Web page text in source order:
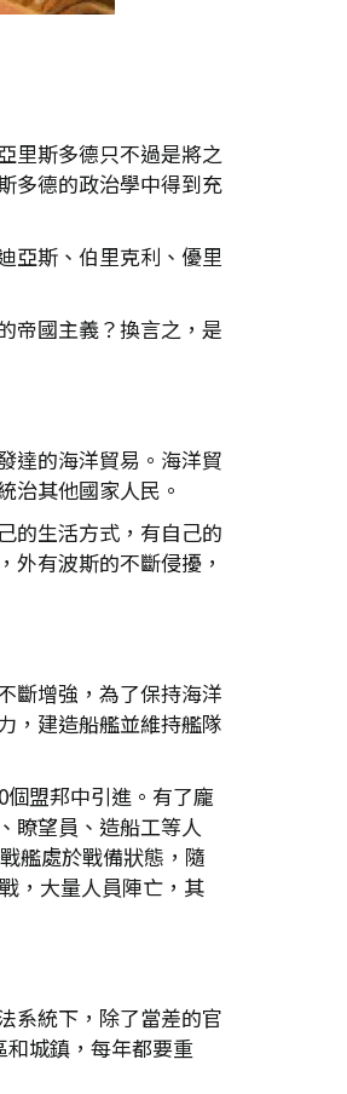
里斯多德只不過是將之
多德的政治學中得到充
亞斯、伯里克利、優里
帝國主義？換言之，是
達的海洋貿易。海洋貿
治其他國家人民。
的生活方式，有自己的
有波斯的不斷侵擾，
斷增強，為了保持海洋
，建造船艦並維持艦隊
盟邦中引進。有了龐
瞭望員、造船工等人
艦處於戰備狀態，隨
，大量人員陣亡，其
系統下，除了當差的官
城鎮，每年都要重